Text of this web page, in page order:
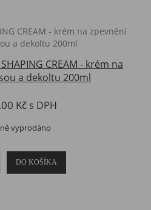
CREAM - krém na zpevnění
a dekoltu 200ml
Kč s DPH
vyprodáno